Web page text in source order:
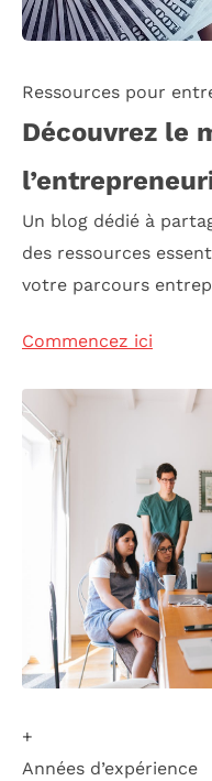
Ressources pour
Découvrez le
Un blog dédié à
des ressources
votre parcours
Commencez ici
+
Années d’expérience